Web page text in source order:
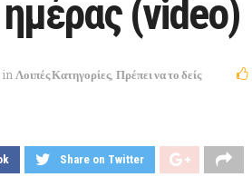
(video)
in Λοιπές Κατηγορίες, Πρέπει να το δείς
Share on Twitter